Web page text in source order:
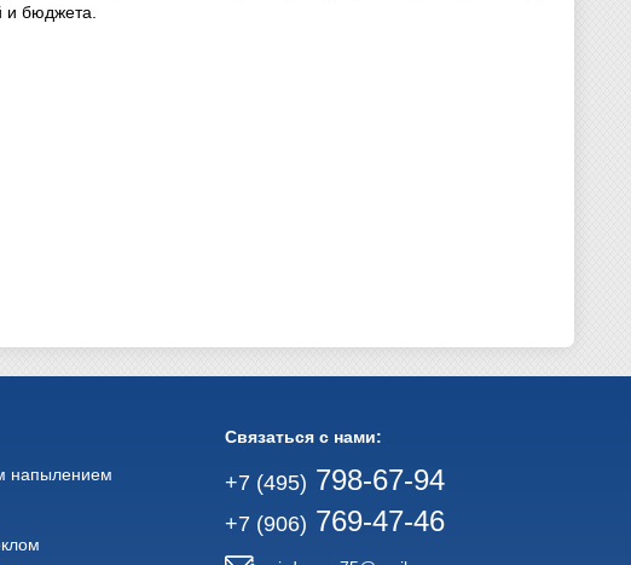
и бюджета.
напылением
Связаться с нами:
+7 (495) 798-67-94
+7 (906) 769-47-46